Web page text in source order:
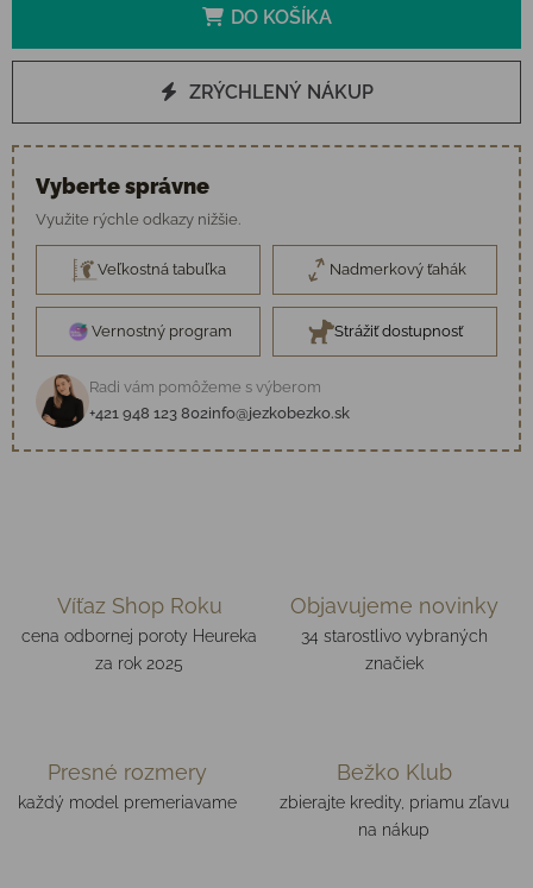
DO KOŠÍKA
ZRÝCHLENÝ NÁKUP
Vyberte správne
Využite rýchle odkazy nižšie.
Veľkostná tabuľka Nadmerkový ťahák
Vernostný program Strážiť dostupnosť
Radi vám pomôžeme s výberom
+421 948 123 802info@jezkobezko.sk
Víťaz Shop Roku
cena odbornej poroty Heureka
za rok 2025
Objavujeme novinky
34 starostlivo vybraných
značiek
Presné rozmery
každý model premeriavame
Bežko Klub
zbierajte kredity, priamu zľavu
na nákup